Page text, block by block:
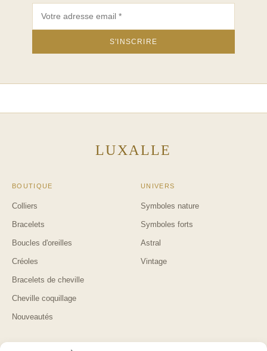
LUXALLE
BOUTIQUE
Colliers
Bracelets
Boucles d'oreilles
Créoles
Bracelets de cheville
Cheville coquillage
Nouveautés
UNIVERS
Symboles nature
Symboles forts
Astral
Vintage